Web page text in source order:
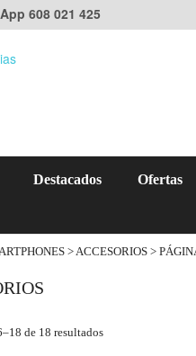
608 021 425
Destacados Ofertas
> ACCESORIOS >
de 18 resultados